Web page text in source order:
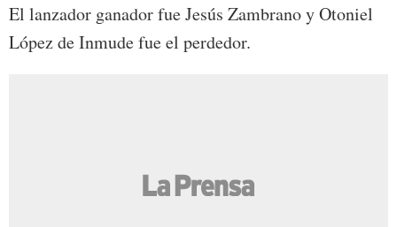
El lanzador ganador fue Jesús Zambrano y Otoniel
López de Inmude fue el perdedor.